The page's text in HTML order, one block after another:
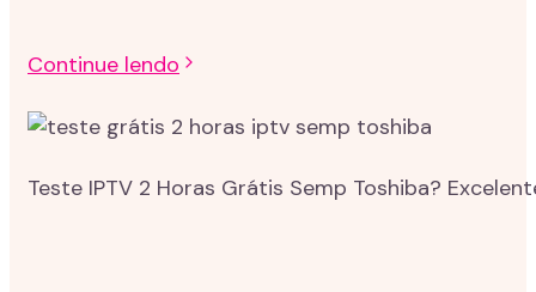
Continue lendo
Teste IPTV 2 Horas Grátis Semp Toshiba?